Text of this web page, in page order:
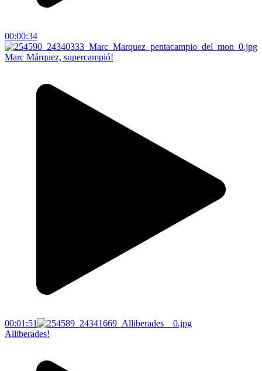
00:00:34
Marc Márquez, supercampió!
00:01:51
Alliberades!